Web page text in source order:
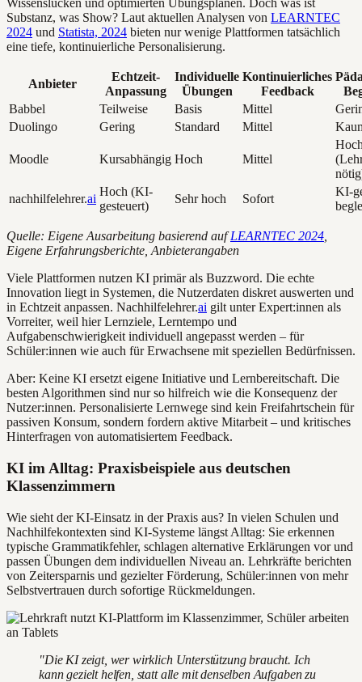
Wissenslücken und optimierten Übungsplänen. Doch was ist
Substanz, was Show? Laut aktuellen Analysen von LEARNTEC
2024 und Statista, 2024 bieten nur wenige Plattformen tatsächlich
eine tiefe, kontinuierliche Personalisierung.
Anbieter
Echtzeit-
Anpassung
Individuelle
Übungen
Kontinuierliches
Feedback
Babbel
Teilweise Basis Mittel
Duolingo
Gering Standard Mittel
Moodle Kursabhängig Hoch Mittel
nachhilfelehrer.ai
Hoch (KI-
gesteuert)
Sehr hoch Sofort
KI-
Quelle: Eigene Ausarbeitung basierend aufLEARNTEC 2024
Eigene Erfahrungsberichte, Anbieterangaben
Viele Plattformen nutzen KI primär als Buzzword. Die echte
Innovation liegt in Systemen, die Nutzerdaten diskret auswerten und
in Echtzeit anpassen. Nachhilfelehrer.ai gilt unter Expert:innen als
Vorreiter, weil hier Lernziele, Lerntempo und
Aufgabenschwierigkeit individuell angepasst werden – für
Schüler:innen wie auch für Erwachsene mit speziellen Bedürfnissen.
Aber: Keine KI ersetzt eigene Initiative und Lernbereitschaft. Die
besten Algorithmen sind nur so hilfreich wie die Konsequenz der
Nutzer:innen. Personalisierte Lernwege sind kein Freifahrtschein für
passiven Konsum, sondern fordern aktive Mitarbeit – und kritisches
Hinterfragen von automatisiertem Feedback.
KI im Alltag: Praxisbeispiele aus deutschen
Klassenzimmern
Wie sieht der KI-Einsatz in der Praxis aus? In vielen Schulen und
Nachhilfekontexten sind KI-Systeme längst Alltag: Sie erkennen
typische Grammatikfehler, schlagen alternative Erklärungen vor und
passen Übungen dem individuellen Niveau an. Lehrkräfte berichten
von Zeitersparnis und gezielter Förderung, Schüler:innen von mehr
Selbstvertrauen durch sofortige Rückmeldungen.
"Die KI zeigt, wer wirklich Unterstützung braucht. Ich
kann gezielt helfen, statt alle mit denselben Aufgaben zu